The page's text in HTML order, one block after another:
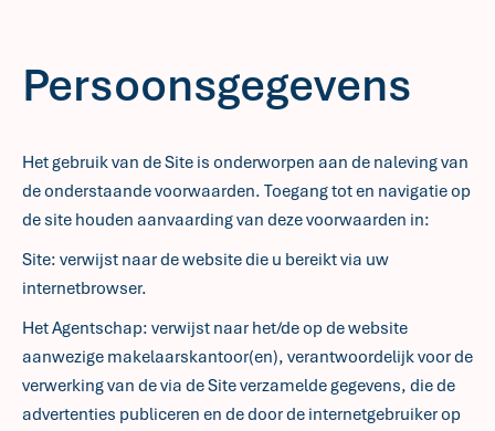
Persoonsgegevens
Het gebruik van de Site is onderworpen aan de naleving van
de onderstaande voorwaarden. Toegang tot en navigatie op
de site houden aanvaarding van deze voorwaarden in:
Site: verwijst naar de website die u bereikt via uw
internetbrowser.
Het Agentschap: verwijst naar het/de op de website
aanwezige makelaarskantoor(en), verantwoordelijk voor de
verwerking van de via de Site verzamelde gegevens, die de
advertenties publiceren en de door de internetgebruiker op